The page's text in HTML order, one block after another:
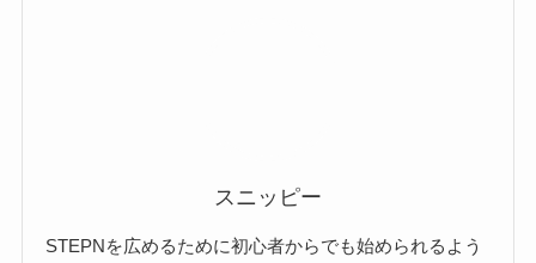
スニッピー
STEPNを広めるために初心者からでも始められるよう